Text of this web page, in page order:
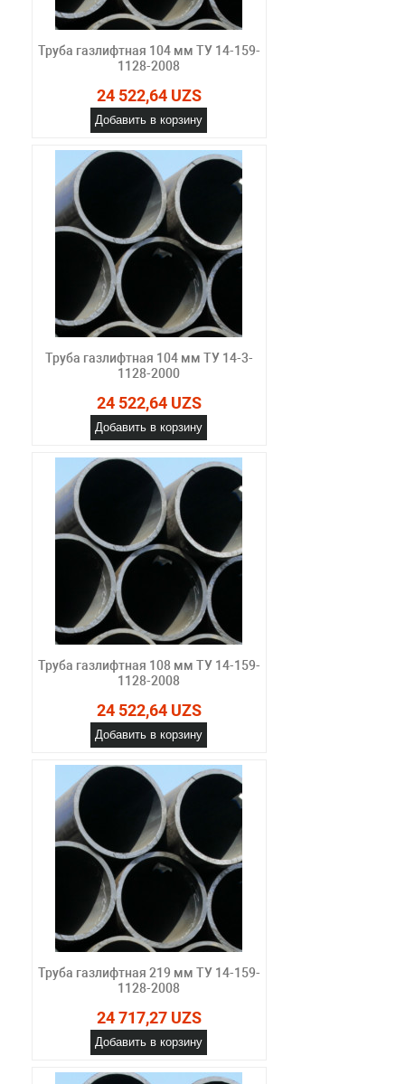
Труба газлифтная 104 мм ТУ 14-159-
1128-2008
24 522,64 UZS
Добавить в корзину
Труба газлифтная 104 мм ТУ 14-3-
1128-2000
24 522,64 UZS
Добавить в корзину
Труба газлифтная 108 мм ТУ 14-159-
1128-2008
24 522,64 UZS
Добавить в корзину
Труба газлифтная 219 мм ТУ 14-159-
1128-2008
24 717,27 UZS
Добавить в корзину